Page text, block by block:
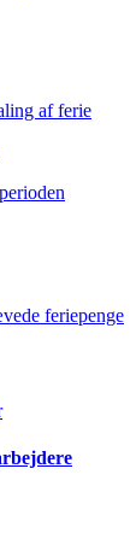
af ferie
feriepenge